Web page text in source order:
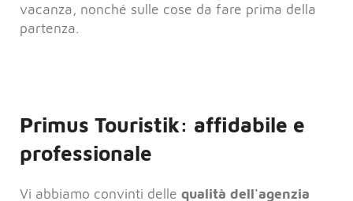
vacanza, nonché sulle cose da fare prima della
partenza.
Primus Touristik: affidabile e
professionale
Vi abbiamo convinti delle qualità dell'agenzia